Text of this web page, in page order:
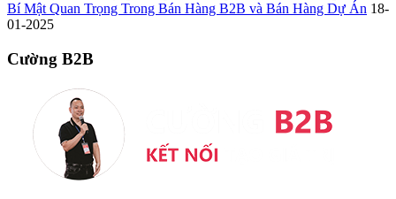
Bí Mật Quan Trọng Trong Bán Hàng B2B và Bán Hàng Dự Án 18-
01-2025
Cường B2B